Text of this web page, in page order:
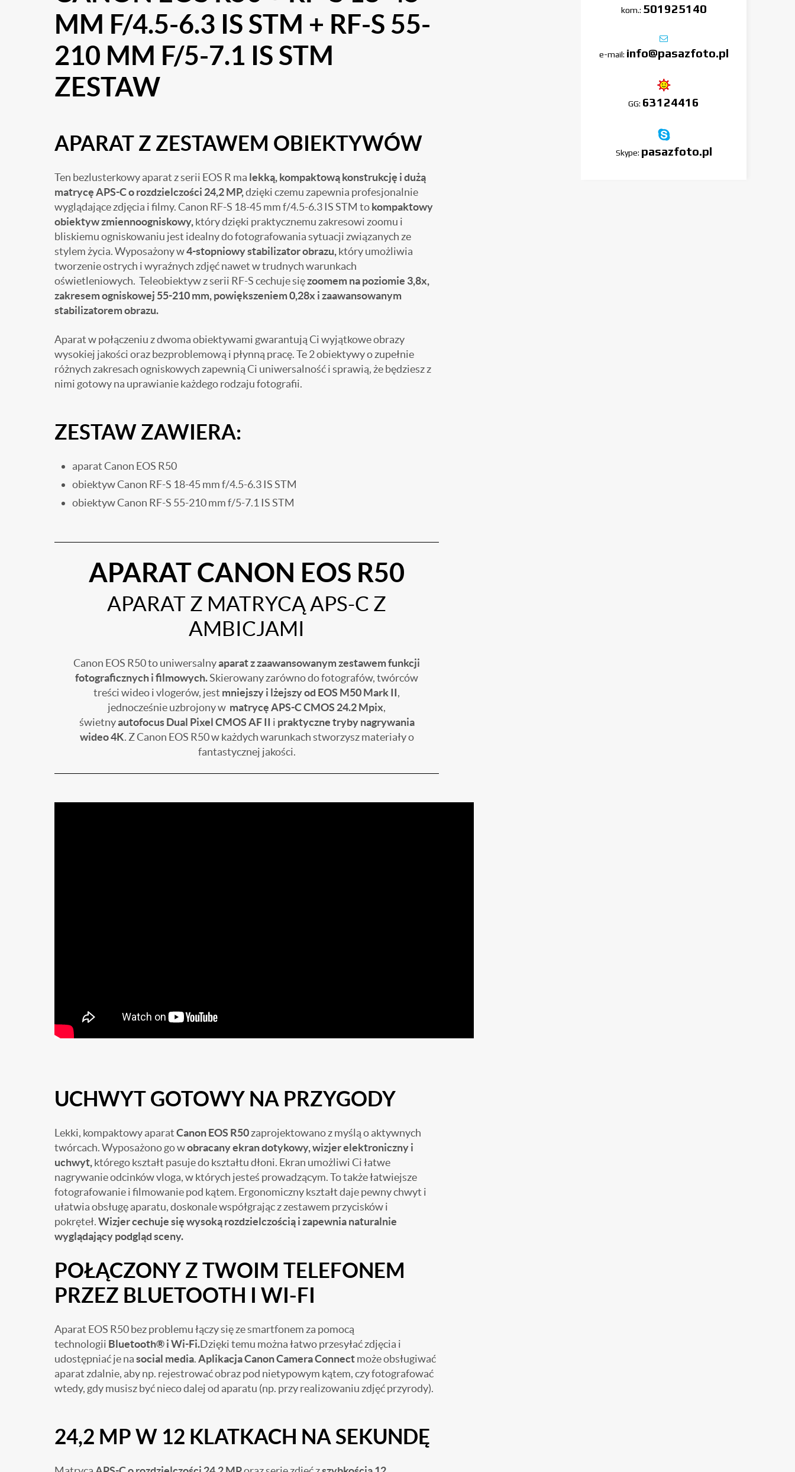
MM F/4.5-6.3 IS STM + RF-S 55-
210 MM F/5-7.1 IS STM
ZESTAW
APARAT Z ZESTAWEM OBIEKTYWÓW
Ten bezlusterkowy aparat z serii EOS R ma lekką, kompaktową konstrukcję i dużą
matrycę APS-C o rozdzielczości 24,2 MP,dzięki czemu zapewnia profesjonalnie
wyglądające zdjęcia i filmy. Canon RF-S 18-45 mm f/4.5-6.3 IS STM​ tokompaktowy
obiektyw zmiennoogniskowy, który dzięki praktycznemu zakresowi zoomu i
bliskiemu ogniskowaniu jest idealny do fotografowania sytuacji związanych ze
stylem życia. Wyposażony w4-stopniowy stabilizator obrazu, który umożliwia
tworzenie ostrych i wyraźnych zdjęć nawet w trudnych warunkach
oświetleniowych. Teleobiektyw z serii RF-S cechuje sięzoomem na poziomie 3,8x,
zakresem ogniskowej 55-210 mm, powiększeniem 0,28x i zaawansowanym
stabilizatorem obrazu.
Aparat w połączeniu z dwoma obiektywami gwarantują Ci wyjątkowe obrazy
wysokiej jakości oraz bezproblemową i płynną pracę. Te 2 obiektywy o zupełnie
różnych zakresach ogniskowych zapewnią Ci uniwersalność i sprawią, że będziesz z
nimi gotowy na uprawianie każdego rodzaju fotografii.
ZESTAW ZAWIERA:
aparat Canon EOS R50
obiektyw Canon RF-S 18-45 mm f/4.5-6.3 IS STM
obiektyw Canon RF-S 55-210 mm f/5-7.1 IS STM
APARAT CANON EOS R50
APARAT Z MATRYCĄ APS-C Z
AMBICJAMI
Canon EOS R50 to uniwersalnyaparat z zaawansowanym zestawem funkcji
fotograficznych i filmowych.Skierowany zarówno do fotografów, twórców
treści wideo i vlogerów, jest mniejszy i lżejszy od EOS M50 Mark II,
jednocześnie uzbrojony w matrycę APS-C CMOS 24.2 Mpix,
świetnyautofocus Dual Pixel CMOS AF II i praktyczne tryby nagrywania
wideo 4K. Z Canon EOS R50 w każdych warunkach stworzysz materiały o
fantastycznej jakości.
UCHWYT GOTOWY NA PRZYGODY
Lekki, kompaktowy aparatCanon EOS R50zaprojektowano z myślą o aktywnych
twórcach. Wyposażono go wobracany ekran dotykowy,wizjer elektroniczny i
uchwyt, którego kształt pasuje do kształtu dłoni. Ekran umożliwi Ci łatwe
nagrywanie odcinków vloga, w których jesteś prowadzącym. To także łatwiejsze
fotografowanie i filmowanie pod kątem. Ergonomiczny kształt daje pewny chwyt i
ułatwia obsługę aparatu, doskonale współgrając z zestawem przycisków i
pokręteł.Wizjer cechuje się wysoką rozdzielczością i zapewnia naturalnie
wyglądający podgląd sceny.
POŁĄCZONY Z TWOIM TELEFONEM
PRZEZ BLUETOOTH I WI-FI
Aparat EOS R50 bez problemu łączy się ze smartfonem za pomocą
technologii Bluetooth® i Wi-Fi.Dzięki temu można łatwo przesyłać zdjęcia i
udostępniać je nasocial media.Aplikacja Canon Camera Connectmoże obsługiwać
aparat zdalnie, aby np. rejestrować obraz pod nietypowym kątem, czy fotografować
wtedy, gdy musisz być nieco dalej od aparatu (np. przy realizowaniu zdjęć przyrody).
24,2 MP W 12 KLATKACH NA SEKUNDĘ
kom.: 501925140
e-mail: info@pasazfoto.pl
GG: 63124416
Skype: pasazfoto.pl